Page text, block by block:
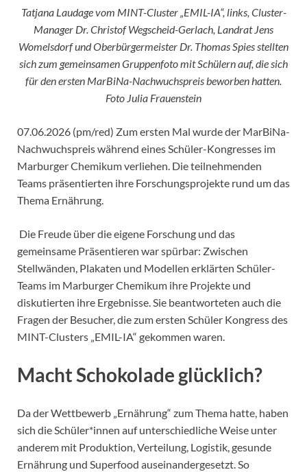
Tatjana Laudage vom MINT-Cluster „EMIL-IA“, links, Cluster-
Manager Dr. Christof Wegscheid-Gerlach, Landrat Jens
Womelsdorf und Oberbürgermeister Dr. Thomas Spies stellten
sich zum gemeinsamen Gruppenfoto mit Schülern auf, die sich
für den ersten MarBiNa-Nachwuchspreis beworben hatten.
Foto Julia Frauenstein
07.06.2026 (pm/red) Zum ersten Mal wurde der MarBiNa-
Nachwuchspreis während eines Schüler-Kongresses im
Marburger Chemikum verliehen. Die teilnehmenden
Teams präsentierten ihre Forschungsprojekte rund um das
Thema Ernährung.
Die Freude über die eigene Forschung und das
gemeinsame Präsentieren war spürbar: Zwischen
Stellwänden, Plakaten und Modellen erklärten Schüler-
Teams im Marburger Chemikum ihre Projekte und
diskutierten ihre Ergebnisse. Sie beantworteten auch die
Fragen der Besucher, die zum ersten Schüler Kongress des
MINT-Clusters „EMIL-IA“ gekommen waren.
Macht Schokolade glücklich?
Da der Wettbewerb „Ernährung“ zum Thema hatte, haben
sich die Schüler*innen auf unterschiedliche Weise unter
anderem mit Produktion, Verteilung, Logistik, gesunde
Ernährung und Superfood auseinandergesetzt. So